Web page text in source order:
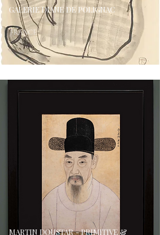
GALERIE DIANE DE POLIGNAC
FRANCE
MARTIN DOUSTAR - PRIMITIVE &